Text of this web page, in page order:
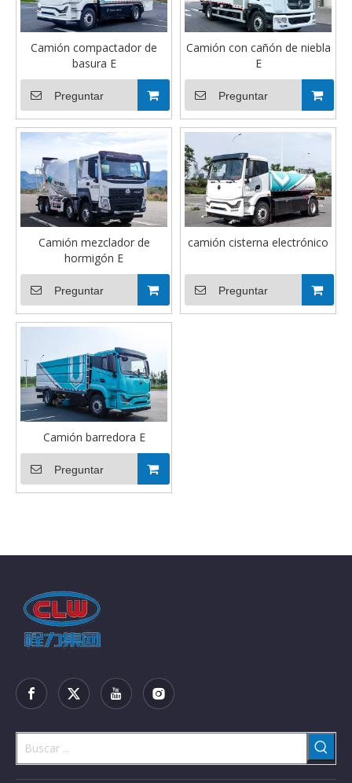
Camión compactador de
basura E
Preguntar
Camión con cañón de niebla
E
Preguntar
Camión mezclador de
hormigón E
Preguntar
camión cisterna electrónico
Preguntar
Camión barredora E
Preguntar